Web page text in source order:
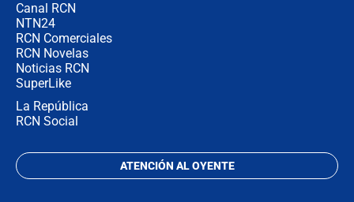
Canal RCN
NTN24
RCN Comerciales
RCN Novelas
Noticias RCN
SuperLike
La República
RCN Social
ATENCIÓN AL OYENTE